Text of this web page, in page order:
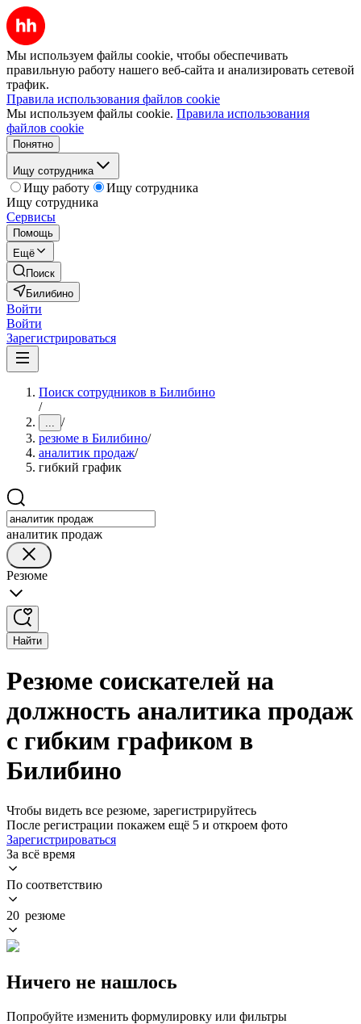
Мы используем файлы cookie, чтобы обеспечивать
правильную работу нашего веб-сайта и анализировать сетевой
трафик.
Правила использования файлов cookie
Мы используем файлы cookie. Правила использования
файлов cookie
Понятно
Ищу сотрудника
Ищу работу
Ищу сотрудника
Ищу сотрудника
Сервисы
Помощь
Ещё
Поиск
Билибино
Войти
Войти
Зарегистрироваться
Поиск сотрудников в Билибино
/
... /
резюме в Билибино/
аналитик продаж/
гибкий график
аналитик продаж
Резюме
Найти
Резюме соискателей на
должность аналитика продаж
с гибким графиком в
Билибино
Чтобы видеть все резюме, зарегистрируйтесь
После регистрации покажем ещё 5 и откроем фото
Зарегистрироваться
За всё время
По соответствию
20 резюме
Ничего не нашлось
Попробуйте изменить формулировку или фильтры